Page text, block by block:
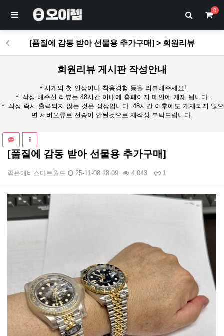
0
[품질에 감동 받아 선물용 추가구매] > 회원리뷰
회원리뷰 게시판 작성안내
＊시계의 첫 인상이나 착용경험 등을 리뷰해주세요!
＊ 작성 해주신 리뷰는 48시간 이내에 홈페이지 메인에 게재 됩니다.
＊ 작성 즉시 출력되지 않는 것은 정상입니다. 48시간 이후에도 게재되지 않으
면 서버오류로 전송이 안된것으로 재작성 부탁드립니다.
[품질에 감동 받아 선물용 추가구매]
좋은애비스마트월드 25-11-08 18:09 4,043 1
본문